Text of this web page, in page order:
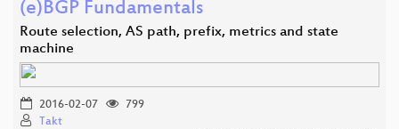
(e)BGP Fundamentals
Route selection, AS path, prefix, metrics and state
machine
2016-02-07
799
Takt